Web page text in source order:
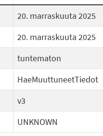
20. marraskuuta 2025
20. marraskuuta 2025
tuntematon
HaeMuuttuneetTiedot
v3
UNKNOWN